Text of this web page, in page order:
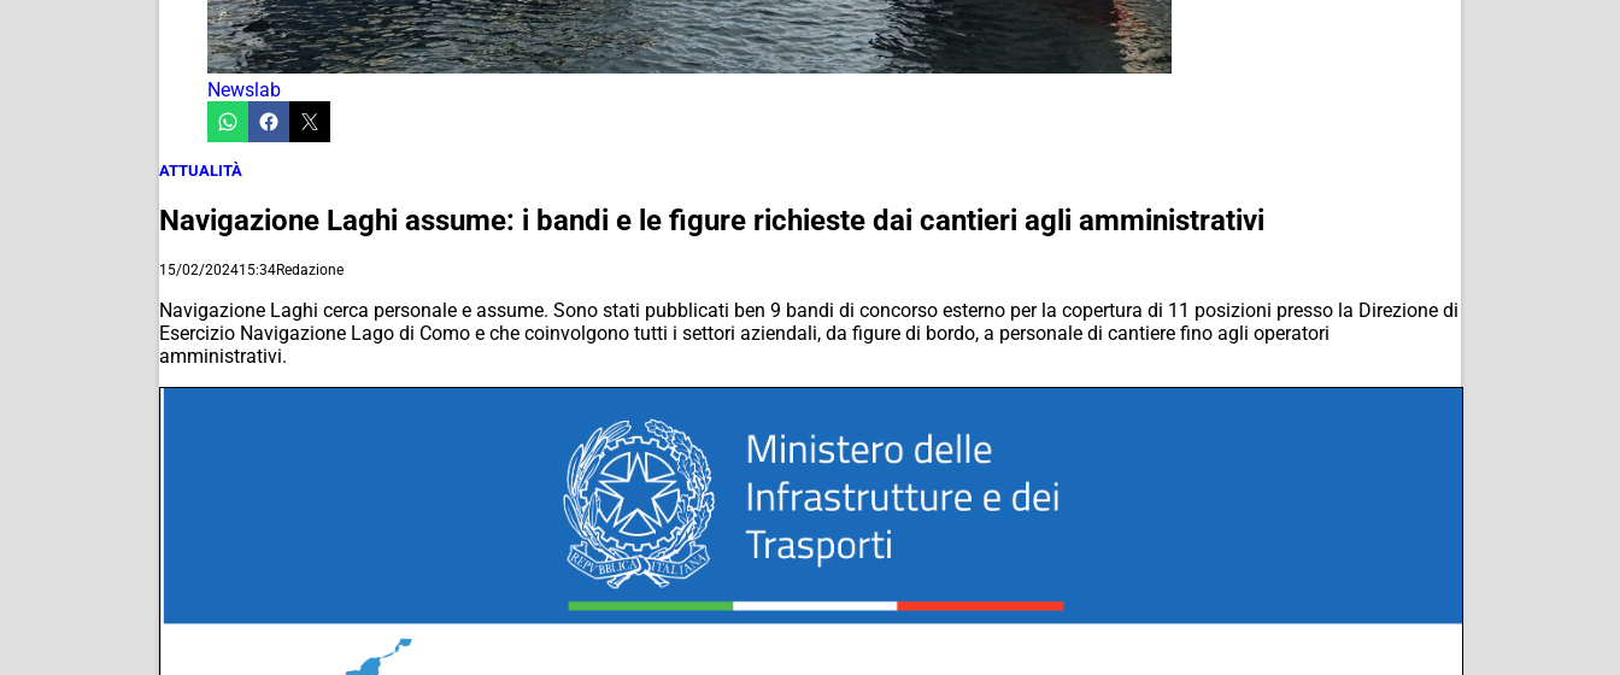
Newslab
ATTUALITÀ
Navigazione Laghi assume: i bandi e le figure richieste dai cantieri agli amministrativi
15/02/202415:34Redazione
Navigazione Laghi cerca personale e assume. Sono stati pubblicati ben 9 bandi di concorso esterno per la copertura di 11 posizioni presso la Direzione di
Esercizio Navigazione Lago di Como e che coinvolgono tutti i settori aziendali, da figure di bordo, a personale di cantiere fino agli operatori
amministrativi.